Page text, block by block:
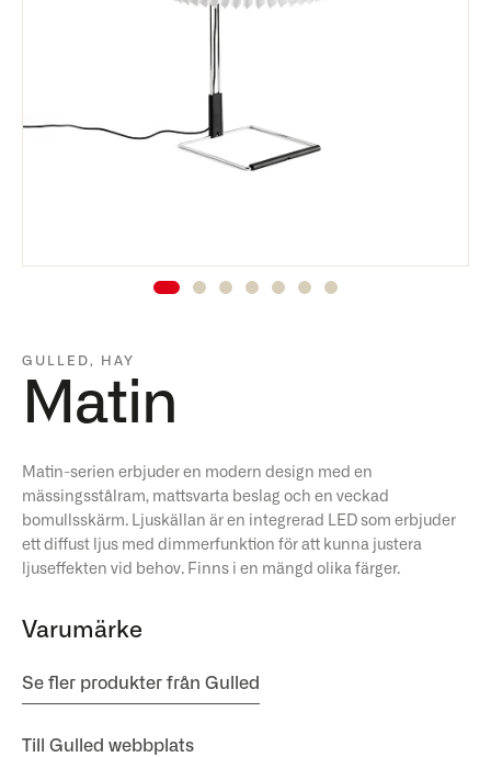
GULLED, HAY
Matin
Matin-serien erbjuder en modern design med en
mässingsstålram, mattsvarta beslag och en veckad
bomullsskärm. Ljuskällan är en integrerad LED som erbjuder
ett diffust ljus med dimmerfunktion för att kunna justera
ljuseffekten vid behov. Finns i en mängd olika färger.
Varumärke
Se fler produkter från Gulled
Till Gulled webbplats